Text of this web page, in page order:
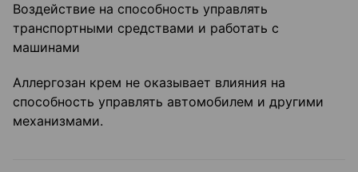
Воздействие на способность управлять
транспортными средствами и работать с
машинами
Аллергозан крем не оказывает влияния на
способность управлять автомобилем и другими
механизмами.